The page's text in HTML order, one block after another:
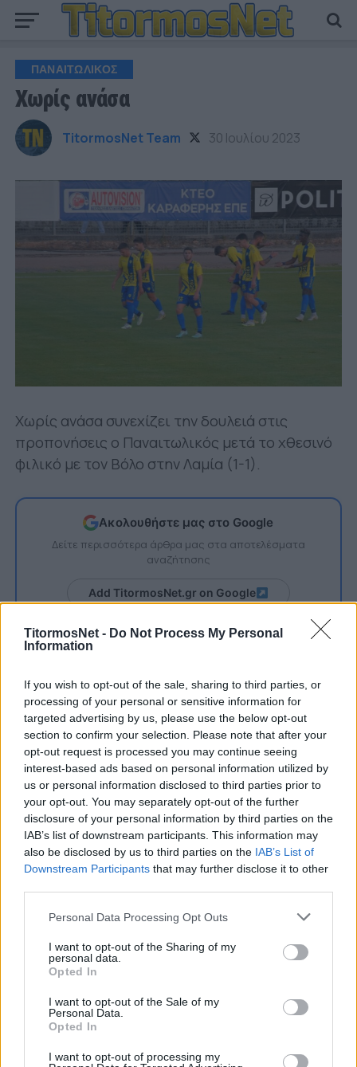
TitormosNet - Do Not Process My Personal
Information
If you wish to opt-out of the sale, sharing to third parties, or
processing of your personal or sensitive information for
targeted advertising by us, please use the below opt-out
section to confirm your selection. Please note that after your
opt-out request is processed you may continue seeing
interest-based ads based on personal information utilized by
us or personal information disclosed to third parties prior to
your opt-out. You may separately opt-out of the further
disclosure of your personal information by third parties on the
IAB’s list of downstream participants. This information may
also be disclosed by us to third parties on the IAB’s List of
Downstream Participants that may further disclose it to other
Personal Data Processing Opt Outs
I want to opt-out of the Sharing of my
personal data.
Opted In
I want to opt-out of the Sale of my
Personal Data.
Opted In
I want to opt-out of processing my
ΠΑΝΑΙΤΩΛΙΚΟΣ
Χωρίς ανάσα
TitormosNet Team 30 Ιουλίου 2023
Χωρίς ανάσα συνεχίζει την δουλειά στις
προπονήσεις ο Παναιτωλικός μετά το χθεσινό
φιλικό με τον Βόλο στην Λαμία (1-1).
Ακολουθήστε μας στο Google
Δείτε περισσότερα άρθρα μας στα αποτελέσματα
αναζήτησης
Add TitormosNet.gr on Google
Η ομάδα του Γκάμπι Σούρερ παρουσίασε πολύ
καλό πρόσωπο, έδειξε αρκετά καλά στοιχεία
στο γήπεδο και «έπαιξε» για αρκετή ώρα σε
πολύ υψηλό ρυθμό και ένταση.
Αυτό δεν σημαίνει ωστόσο ότι σήμερα θα…
ξεκουραστεί. Η ομάδα βρίσκεται στο Αγρίνιο
από την περασμένη νύχτα κιόλας.
Το απόγευμα οι εγκαταστάσεις του Emileon
περιμένουν τους ποδοσφαιριστές για
προπόνηση.
ΣΧΟΛΙΑΣΤΕ
με Τρουά και Καλαμάτα